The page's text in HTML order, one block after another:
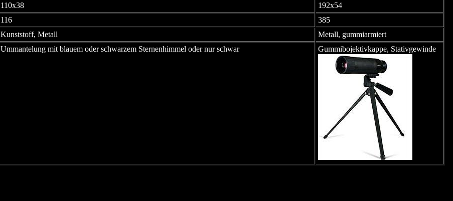
110x38
192x54
116
385
Kunststoff, Metall
Metall, gummiarmiert
Ummantelung mit blauem oder schwarzem Sternenhimmel oder nur schwar Gummibojektivkappe, Stativgewinde